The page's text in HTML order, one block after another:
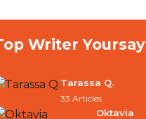
Writer Yoursay
Tarassa Q.
33 Articles
Oktavia